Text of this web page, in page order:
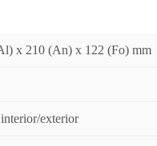
x 210 (An) x 122 (Fo) mm
exterior